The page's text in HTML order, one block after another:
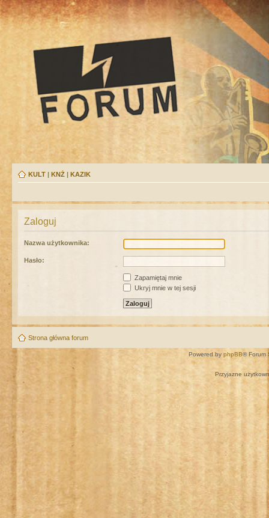
KULT | KNŻ | KAZIK
Zaloguj
Nazwa użytkownika:
Hasło:
Zapamiętaj mnie
Ukryj mnie w tej sesji
Strona główna forum
Powered by phpBB® Forum
Przyjazne